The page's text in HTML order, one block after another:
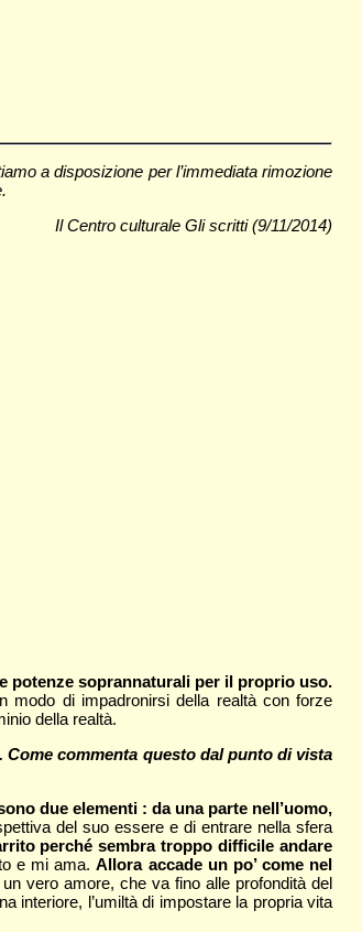
a disposizione per l’immediata rimozione
Il Centro culturale Gli scritti (9/11/2014)
potenze soprannaturali per il proprio uso.
modo di impadronirsi della realtà con forze
della realtà.
commenta questo dal punto di vista
due elementi : da una parte nell’uomo,
del suo essere e di entrare nella sfera
perché sembra troppo difficile andare
e mi ama.Allora accade un po’ come nel
vero amore, che va fino alle profondità del
interiore, l’umiltà di impostare la propria vita